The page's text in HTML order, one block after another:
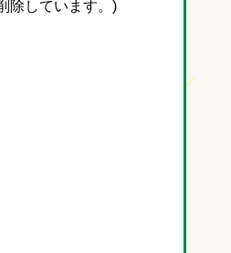
除しています。)